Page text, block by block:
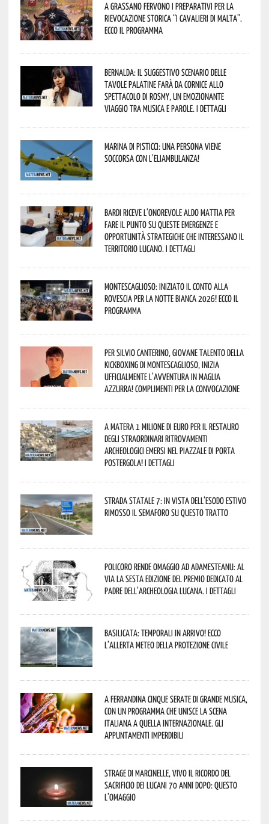
A Grassano fervono i preparativi per la
Rievocazione Storica “I CAVALIERI DI MALTA”.
Ecco il programma
Bernalda: il suggestivo scenario delle
Tavole Palatine farà da cornice allo
spettacolo di Rosmy, un emozionante
viaggio tra musica e parole. I dettagli
Marina di Pisticci: una persona viene
soccorsa con l’eliambulanza!
Bardi riceve l’onorevole Aldo Mattia per
fare il punto su queste emergenze e
opportunità strategiche che interessano il
territorio lucano. I dettagli
Montescaglioso: iniziato il conto alla
rovescia per la Notte Bianca 2026! Ecco il
programma
Per Silvio Canterino, giovane talento della
kickboxing di Montescaglioso, inizia
ufficialmente l’avventura in maglia
azzurra! Complimenti per la convocazione
A Matera 1 milione di euro per il restauro
degli straordinari ritrovamenti
archeologici emersi nel piazzale di Porta
Postergola! I dettagli
Strada statale 7: in vista dell’esodo estivo
rimosso il semaforo su questo tratto
Policoro rende omaggio ad Adamesteanu: al
via la sesta edizione del Premio dedicato al
padre dell’archeologia lucana. I dettagli
Basilicata: temporali in arrivo! Ecco
l’allerta meteo della Protezione civile
A Ferrandina cinque serate di grande musica,
con un programma che unisce la scena
italiana a quella internazionale. Gli
appuntamenti imperdibili
Strage di Marcinelle, vivo il ricordo del
sacrificio dei lucani 70 anni dopo: questo
l’omaggio